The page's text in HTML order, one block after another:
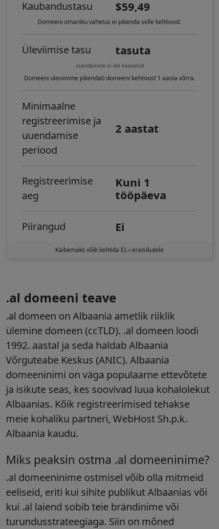
Kaubandustasu $59,49
Domeeni omaniku vahetus ei pikenda selle kehtivust.
Üleviimise tasu tasuta
uuendamine ei ole kaasatud
Domeeni üleviimine pikendab domeeni kehtivust 1 aasta võrra.
Minimaalne
registreerimise ja
uuendamise
periood
2 aastat
Registreerimise
aeg
Kuni 1
tööpäeva
Piirangud Ei
Käibemaks võib kehtida EL-i eraisikutele
.al domeeni teave
.al domeen on Albaania ametlik riiklik
ülemine domeen (ccTLD). .al domeen loodi
1992. aastal ja seda haldab Albaania
Võrguteabe Keskus (ANIC). Albaania
domeeninimi on väga populaarne ettevõtete
ja isikute seas, kes soovivad luua kohalolekut
Albaanias. Kõik registreerimised tehakse
meie kohaliku partneri, WebHost Sh.p.k.
Albaania kaudu.
Miks peaksin ostma .al domeeninime?
.al domeeninime ostmisel võib olla mitmeid
eeliseid, eriti kui sihite publikut Albaanias või
kui .al laiend sobib teie brändinime või
turundusstrateegiaga. Siin on mõned